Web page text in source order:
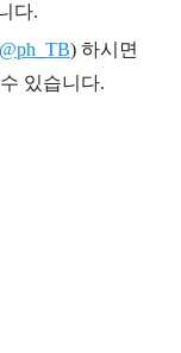
다.
@ph_TB) 하시면
있습니다.